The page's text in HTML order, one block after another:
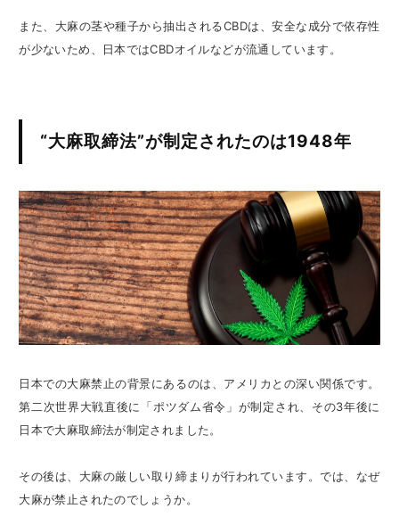
また、大麻の茎や種子から抽出されるCBDは、安全な成分で依存性
が少ないため、日本ではCBDオイルなどが流通しています。
“大麻取締法”が制定されたのは1948年
日本での大麻禁止の背景にあるのは、アメリカとの深い関係です。
第二次世界大戦直後に「ポツダム省令」が制定され、その3年後に
日本で大麻取締法が制定されました。
その後は、大麻の厳しい取り締まりが行われています。では、なぜ
大麻が禁止されたのでしょうか。